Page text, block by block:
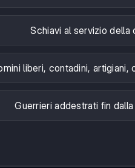
Schiavi al servizio della
liberi, contadini, artigiani,
Guerrieri addestrati fin